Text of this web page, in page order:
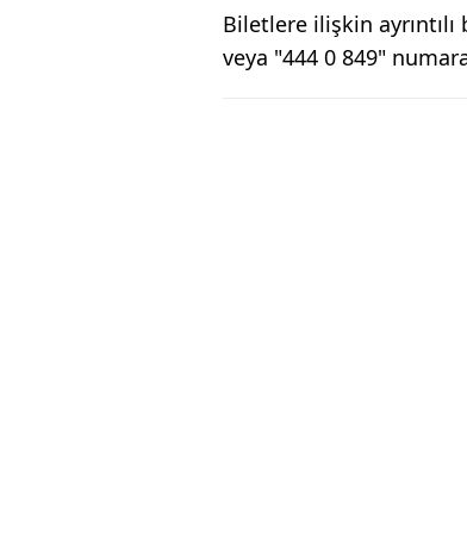
Biletlere ilişkin
veya "444 0 849"